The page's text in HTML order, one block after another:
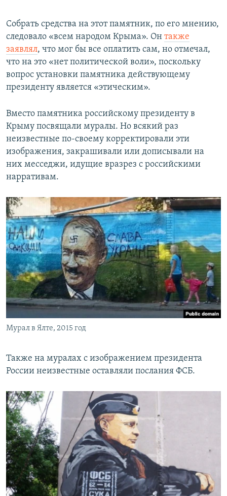
Собрать средства на этот памятник, по его мнению,
следовало «всем народом Крыма». Он также
заявлял, что мог бы все оплатить сам, но отмечал,
что на это «нет политической воли», поскольку
вопрос установки памятника действующему
президенту является «этическим».
Вместо памятника российскому президенту в
Крыму посвящали муралы. Но всякий раз
неизвестные по-своему корректировали эти
изображения, закрашивали или дописывали на
них месседжи, идущие вразрез с российскими
нарративам.
Мурал в Ялте, 2015 год
Также на муралах с изображением президента
России неизвестные оставляли послания ФСБ.